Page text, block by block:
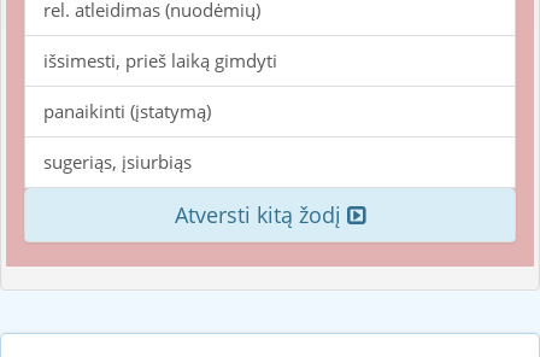
rel. atleidimas (nuodėmių)
išsimesti, prieš laiką gimdyti
panaikinti (įstatymą)
sugeriąs, įsiurbiąs
Atversti kitą žodį